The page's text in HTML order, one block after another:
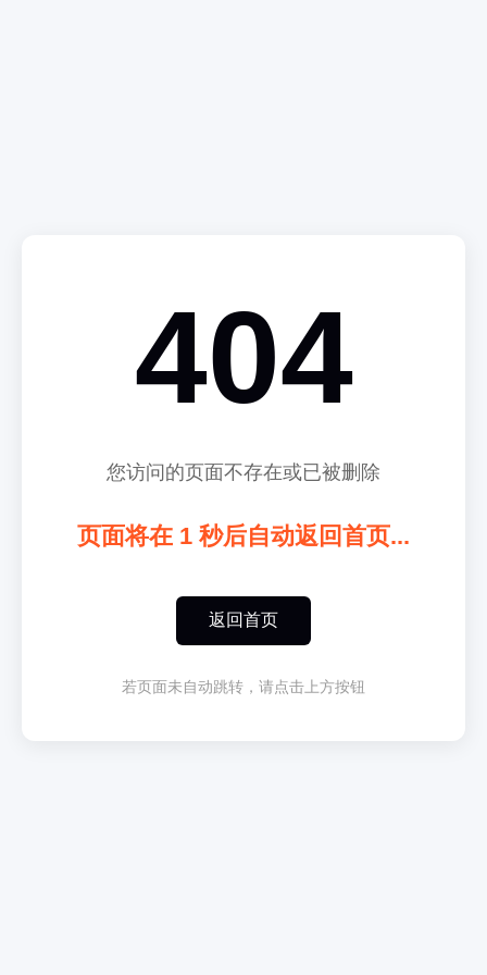
404
您访问的页面不存在或已被删除
页面将在 1 秒后自动返回首页...
返回首页
若页面未自动跳转，请点击上方按钮